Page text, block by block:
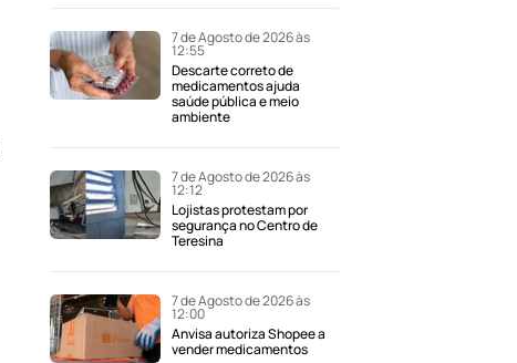
7 de Agosto de 2026 às
12:55
Descarte correto de
medicamentos ajuda
saúde pública e meio
ambiente
7 de Agosto de 2026 às
12:12
Lojistas protestam por
segurança no Centro de
Teresina
7 de Agosto de 2026 às
12:00
Anvisa autoriza Shopee a
vender medicamentos